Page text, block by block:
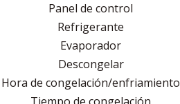
Panel de control
Refrigerante
Evaporador
Descongelar
Hora de congelación/enfriamiento